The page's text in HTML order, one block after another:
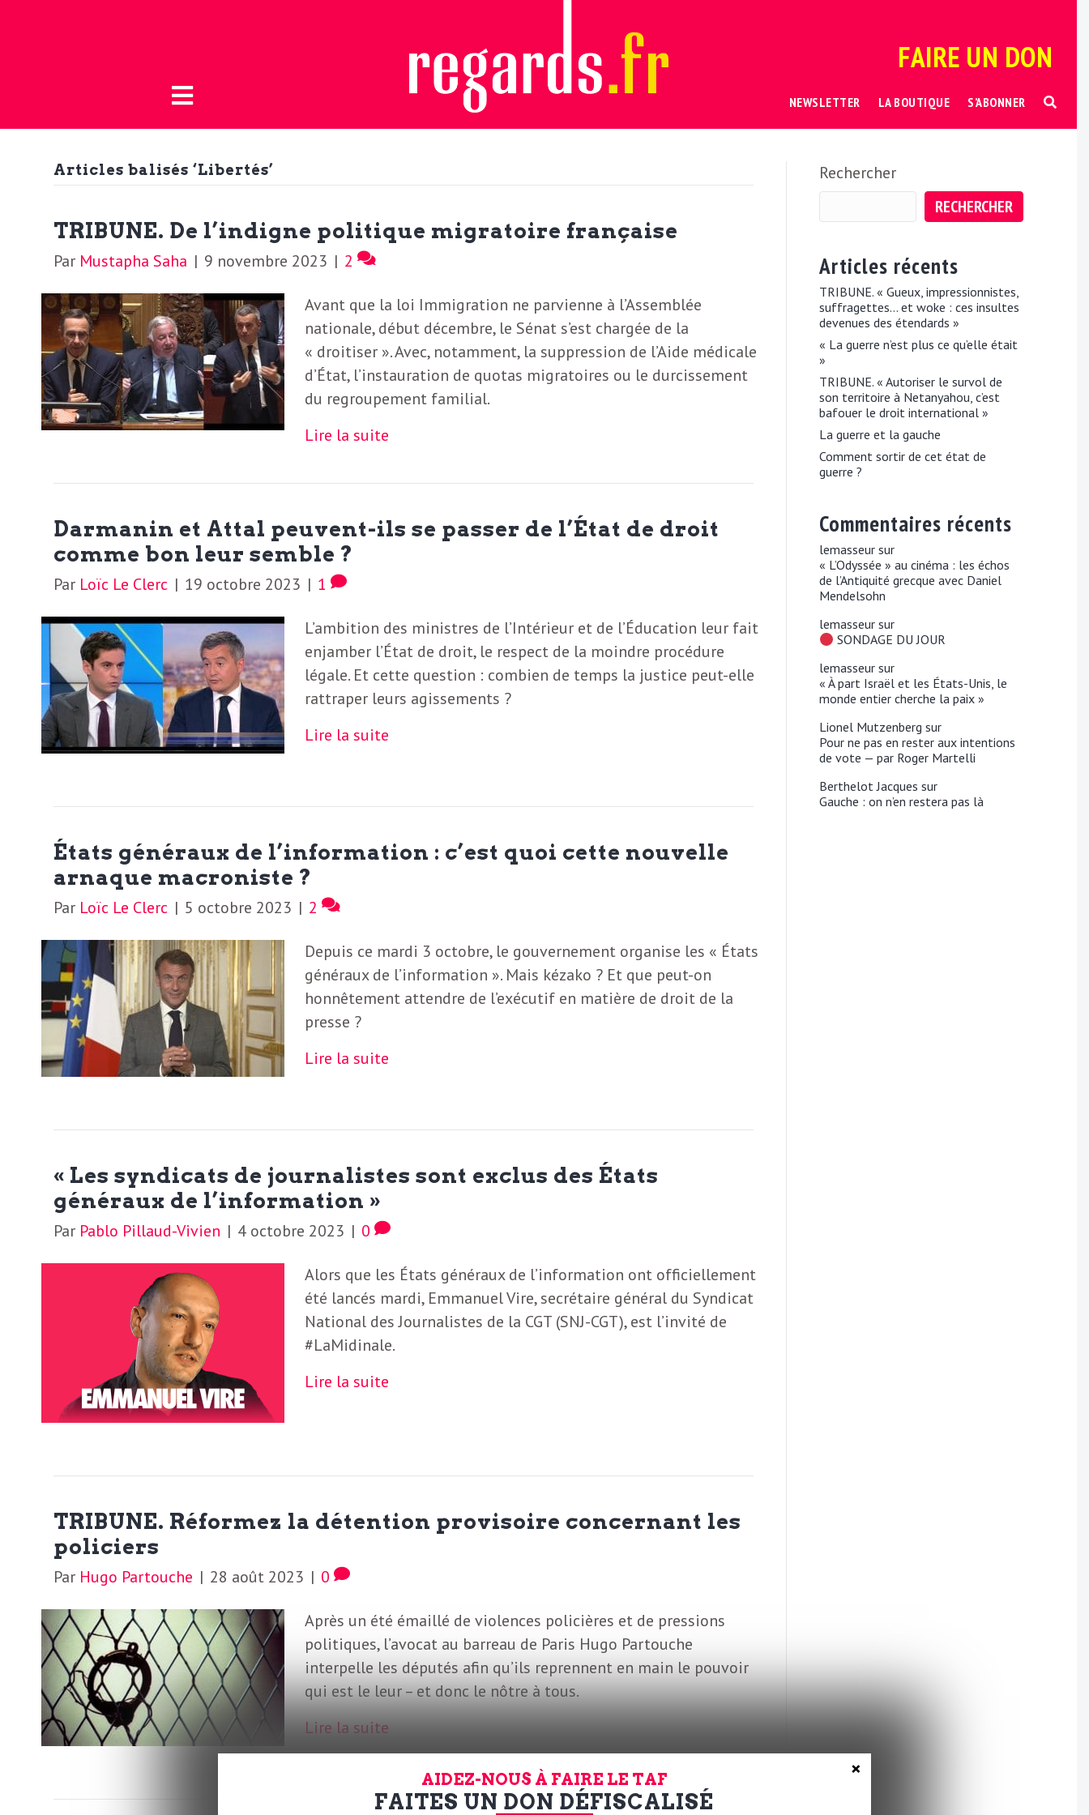
FAIRE UN DON
NEWSLETTER LA BOUTIQUE S’ABONNER
’
a
c
t
u
L
M
i
d
i
n
a
l
e
L
e
D
e
b
r
i
e
F
r
o
m
U
S
A
L
a
B
o
u
e
S
’
n
n
r
l
a
N
e
t
e
r
:
L
e
Articles balisés ‘Libertés’
TRIBUNE. De l’indigne politique migratoire française
Par Mustapha Saha | 9 novembre 2023 | 2
Avant que la loi Immigration ne parvienne à l’Assemblée
nationale, début décembre, le Sénat s’est chargée de la
« droitiser ». Avec, notamment, la suppression de l’Aide médicale
d’État, l’instauration de quotas migratoires ou le durcissement
du regroupement familial.
Lire la suite
Darmanin et Attal peuvent-ils se passer de l’État de droit
comme bon leur semble ?
Par Loïc Le Clerc | 19 octobre 2023 | 1
L’ambition des ministres de l’Intérieur et de l’Éducation leur fait
enjamber l’État de droit, le respect de la moindre procédure
légale. Et cette question : combien de temps la justice peut-elle
rattraper leurs agissements ?
Lire la suite
États généraux de l’information : c’est quoi cette nouvelle
arnaque macroniste ?
Par Loïc Le Clerc | 5 octobre 2023 | 2
Depuis ce mardi 3 octobre, le gouvernement organise les « États
généraux de l’information ». Mais kézako ? Et que peut-on
honnêtement attendre de l’exécutif en matière de droit de la
presse ?
Lire la suite
« Les syndicats de journalistes sont exclus des États
généraux de l’information »
Par Pablo Pillaud-Vivien | 4 octobre 2023 | 0
Alors que les États généraux de l’information ont officiellement
été lancés mardi, Emmanuel Vire, secrétaire général du Syndicat
National des Journalistes de la CGT (SNJ-CGT), est l’invité de
#LaMidinale.
Lire la suite
TRIBUNE. Réformez la détention provisoire concernant les
policiers
Par Hugo Partouche | 28 août 2023 | 0
Après un été émaillé de violences policières et de pressions
politiques, l’avocat au barreau de Paris Hugo Partouche
interpelle les députés afin qu’ils reprennent en main le pouvoir
qui est le leur – et donc le nôtre à tous.
Lire la suite
Rechercher
RECHERCHER
Articles récents
TRIBUNE. « Gueux, impressionnistes,
suffragettes… et woke : ces insultes
devenues des étendards »
« La guerre n’est plus ce qu’elle était
»
TRIBUNE. « Autoriser le survol de
son territoire à Netanyahou, c’est
bafouer le droit international »
La guerre et la gauche
Comment sortir de cet état de
guerre ?
Commentaires récents
lemasseur sur
« L’Odyssée » au cinéma : les échos
de l’Antiquité grecque avec Daniel
Mendelsohn
lemasseur sur
SONDAGE DU JOUR
lemasseur sur
« À part Israël et les États-Unis, le
monde entier cherche la paix »
Lionel Mutzenberg sur
Pour ne pas en rester aux intentions
de vote — par Roger Martelli
Berthelot Jacques sur
Gauche : on n’en restera pas là
AIDEZ-NOUS À FAIRE LE TAF
FAITES UN DON DÉFISCALISÉ
×